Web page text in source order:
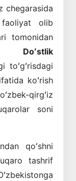
chegarasida
olib
tomonidan
Doʻstlik
toʻgʻrisdagi
koʻrish
qirgʻiz
soni
qoʻshni
tashrif